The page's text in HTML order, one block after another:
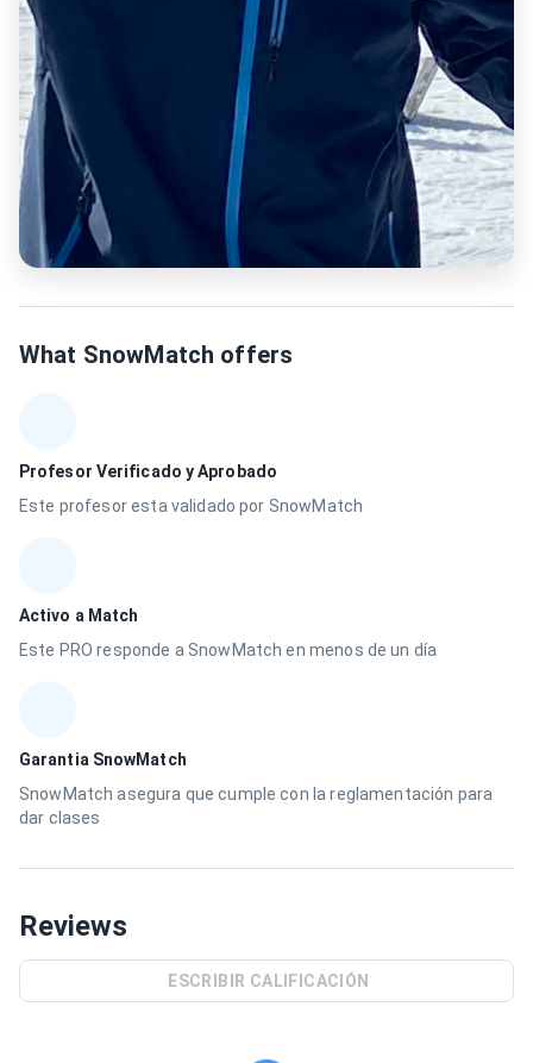
What SnowMatch offers
Profesor Verificado y Aprobado
Este profesor esta validado por SnowMatch
Activo a Match
Este PRO responde a SnowMatch en menos de un día
Garantia SnowMatch
SnowMatch asegura que cumple con la reglamentación para
dar clases
Reviews
ESCRIBIR CALIFICACIÓN